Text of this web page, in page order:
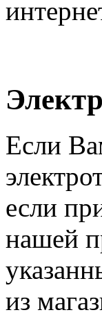
Если
если
нашей
из